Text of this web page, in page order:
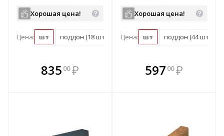
Хорошая цена!
Цена: шт поддон (18 шт)
835 00 ₽
В комплекте
всегда выгоднее!
Хорошая цена!
Цена: шт поддон (44 шт)
В комплекте
всегда выгоднее!
597 00 ₽